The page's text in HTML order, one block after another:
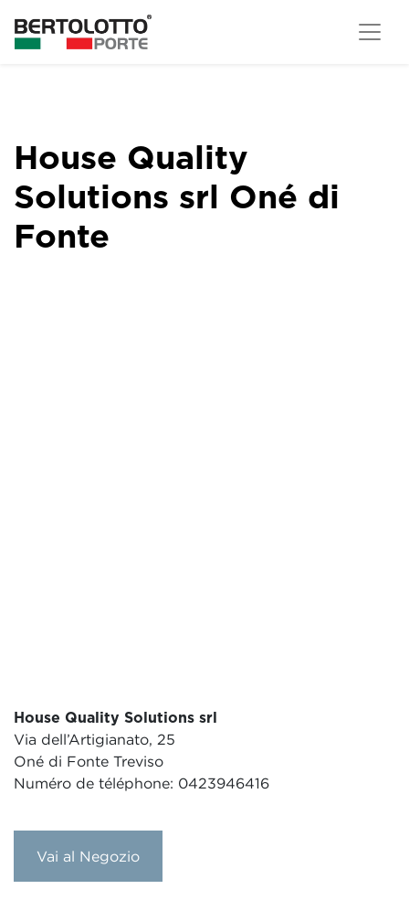
House Quality
Solutions srl Oné di
Fonte
House Quality Solutions srl
Via dell’Artigianato, 25
Oné di Fonte Treviso
Numéro de téléphone: 0423946416
Vai al Negozio